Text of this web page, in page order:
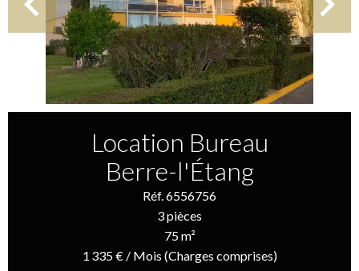
Location Bureau
Berre-l'Étang
Réf. 6556756
3 pièces
75 m²
1 335 € / Mois (Charges comprises)